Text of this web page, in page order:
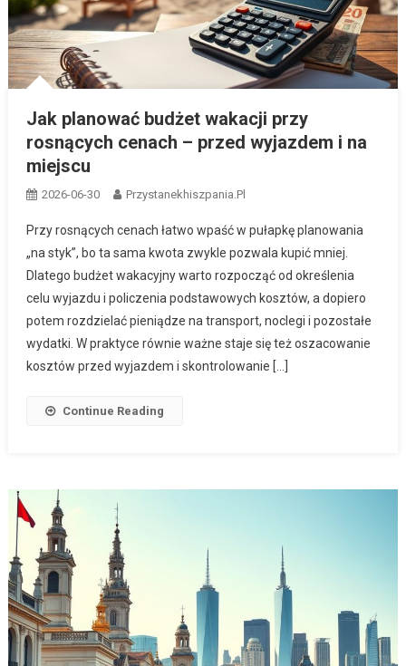
Jak planować budżet wakacji przy
rosnących cenach – przed wyjazdem i na
miejscu
2026-06-30 Przystanekhiszpania.pl
Przy rosnących cenach łatwo wpaść w pułapkę planowania
„na styk”, bo ta sama kwota zwykle pozwala kupić mniej.
Dlatego budżet wakacyjny warto rozpocząć od określenia
celu wyjazdu i policzenia podstawowych kosztów, a dopiero
potem rozdzielać pieniądze na transport, noclegi i pozostałe
wydatki. W praktyce równie ważne staje się też oszacowanie
kosztów przed wyjazdem i skontrolowanie […]
Continue Reading